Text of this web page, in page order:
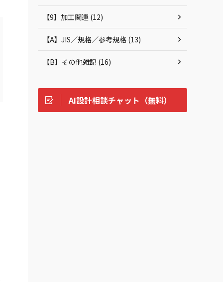
【9】加工関連 (12)
【A】JIS／規格／参考規格 (13)
【B】その他雑記 (16)
AI設計相談チャット（無料）